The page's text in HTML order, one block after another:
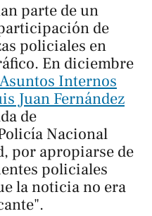
parte de un
de
policiales en
En diciembre
Internos
Juan Fernández
de
Nacional
por apropiarse de
policiales
la noticia no era